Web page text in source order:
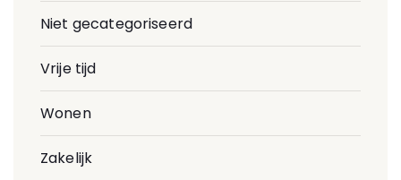
Niet gecategoriseerd
Vrije tijd
Wonen
Zakelijk